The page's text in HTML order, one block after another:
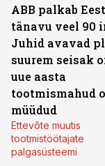
ABB palkab
tänavu veel 90
Juhid avavad
suurem seisak
uue aasta
tootmismahud
müüdud
Ettevõte muutis
tootmistöötajate
palgasüsteemi